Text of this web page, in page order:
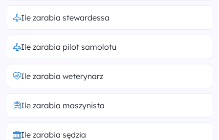
Ile zarabia stewardessa
Ile zarabia pilot samolotu
Ile zarabia weterynarz
Ile zarabia maszynista
Ile zarabia sędzia